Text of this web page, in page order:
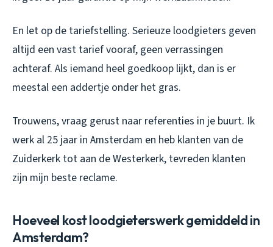
En let op de tariefstelling. Serieuze loodgieters geven
altijd een vast tarief vooraf, geen verrassingen
achteraf. Als iemand heel goedkoop lijkt, dan is er
meestal een addertje onder het gras.
Trouwens, vraag gerust naar referenties in je buurt. Ik
werk al 25 jaar in Amsterdam en heb klanten van de
Zuiderkerk tot aan de Westerkerk, tevreden klanten
zijn mijn beste reclame.
Hoeveel kost loodgieterswerk gemiddeld in
Amsterdam?